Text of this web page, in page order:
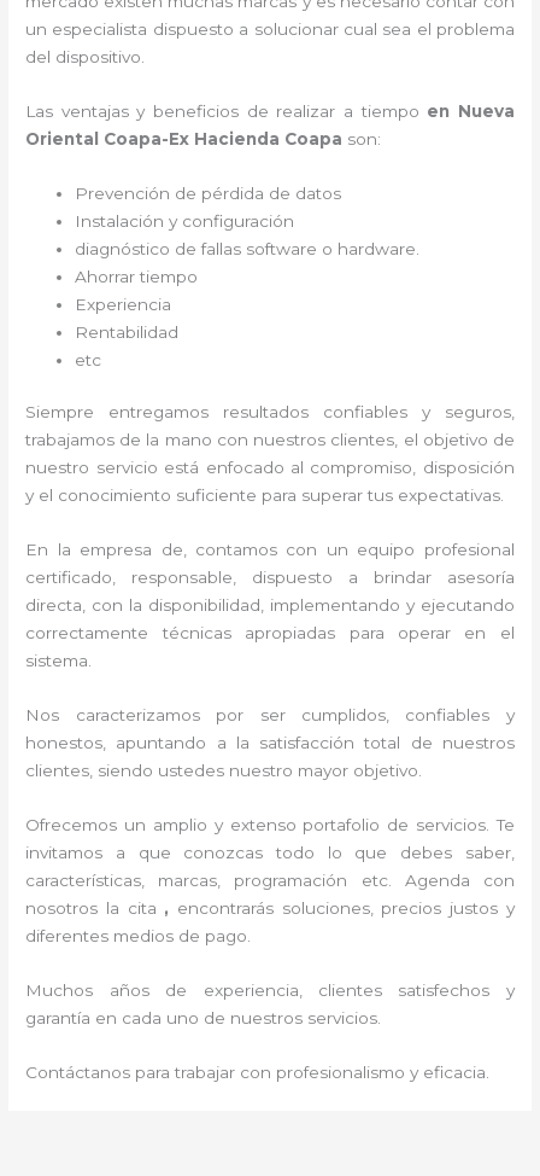
un especialista dispuesto a solucionar cual sea el problema
del dispositivo.
Las ventajas y beneficios de realizar a tiempo en Nueva
Oriental Coapa-Ex Hacienda Coapa son:
Prevención de pérdida de datos
Instalación y configuración
diagnóstico de fallas software o hardware
Ahorrar tiempo
Experiencia
Rentabilidad
etc
Siempre entregamos resultados confiables y seguros,
trabajamos de la mano con nuestros clientes, el objetivo de
nuestro servicio está enfocado al compromiso, disposición
y el conocimiento suficiente para superar tus expectativas.
En la empresa de , contamos con un equipo profesional
certificado, responsable, dispuesto a brindar asesoría
directa, con la disponibilidad, implementando y ejecutando
correctamente técnicas apropiadas para operar en el
sistema.
Nos caracterizamos por ser cumplidos, confiables y
honestos, apuntando a la satisfacción total de nuestros
clientes, siendo ustedes nuestro mayor objetivo.
Ofrecemos un amplio y extenso portafolio de servicios. Te
invitamos a que conozcas todo lo que debes saber,
características, marcas, programación etc. Agenda con
nosotros la cita , encontrarás soluciones, precios justos y
diferentes medios de pago.
Muchos años de experiencia, clientes satisfechos y
garantía en cada uno de nuestros servicios.
Contáctanos para trabajar con profesionalismo y eficacia.